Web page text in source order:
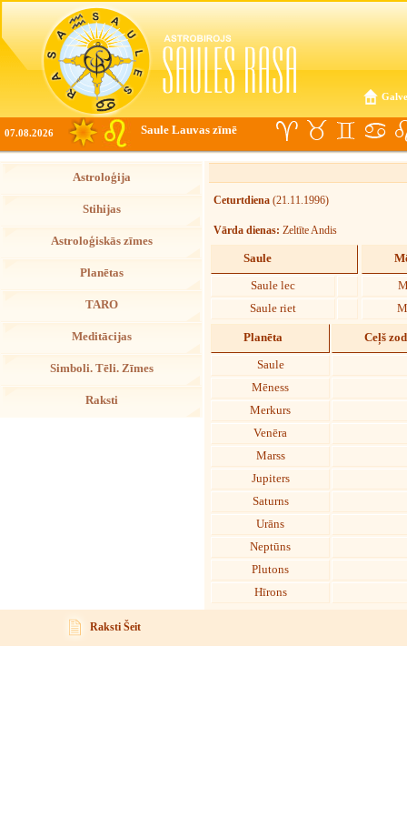
07.08.2026 Saule Lauvas zīmē
Astroloģija
Stihijas
Astroloģiskās zīmes
Planētas
TARO
Meditācijas
Simboli. Tēli. Zīmes
Raksti
Ceturtdiena (21.11.1996)
Vārda dienas: Zeltīte Andis
Saule
Saule lec
Saule riet
Planēta Ceļš
Saule
Mēness
Merkurs
Venēra
Marss
Jupiters
Saturns
Urāns
Neptūns
Plutons
Hīrons
Raksti Šeit